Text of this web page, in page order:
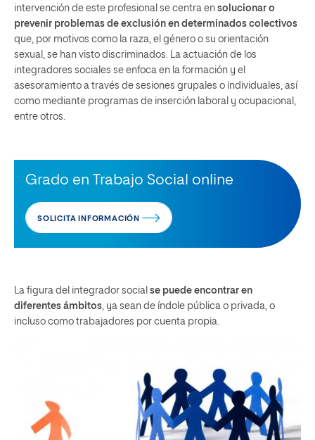
intervención de este profesional se centra en solucionar o
prevenir problemas de exclusión en determinados colectivos
que, por motivos como la raza, el género o su orientación
sexual, se han visto discriminados. La actuación de los
integradores sociales se enfoca en la formación y el
asesoramiento a través de sesiones grupales o individuales, así
como mediante programas de inserción laboral y ocupacional,
entre otros.
Grado en Trabajo Social online
SOLICITA INFORMACIÓN
La figura del integrador social se puede encontrar en
diferentes ámbitos , ya sean de índole pública o privada, o
incluso como trabajadores por cuenta propia.